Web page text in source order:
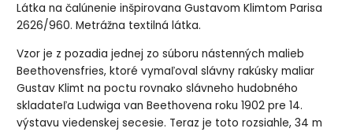
Látka na čalúnenie inšpirovana Gustavom Klimtom Parisa
2626/960. Metrážna textilná látka.
Vzor je z pozadia jednej zo súboru nástenných malieb
Beethovensfries, ktoré vymaľoval slávny rakúsky maliar
Gustav Klimt na poctu rovnako slávneho hudobného
skladateľa Ludwiga van Beethovena roku 1902 pre 14.
výstavu viedenskej secesie. Teraz je toto rozsiahle, 34 m